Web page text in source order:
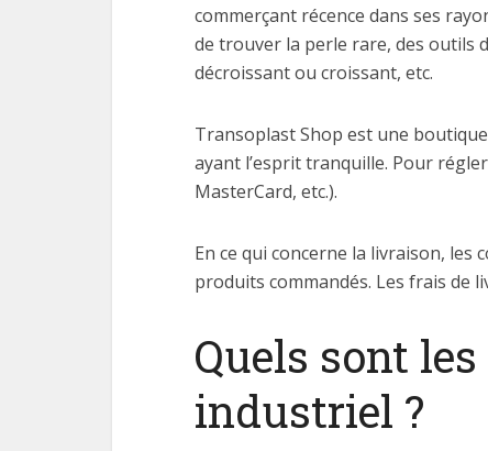
commerçant récence dans ses
de trouver la perle rare, des outils
décroissant ou croissant, etc.
Transoplast Shop est une
ayant l’esprit tranquille. Pour
MasterCard, etc.).
En ce qui concerne la livraison, les
produits commandés. Les frais de
Quels sont
industriel ?